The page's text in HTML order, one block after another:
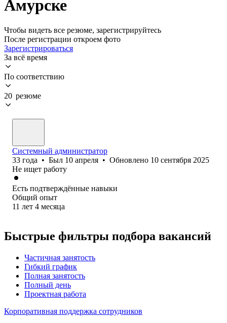
Амурске
Чтобы видеть все резюме, зарегистрируйтесь
После регистрации откроем фото
Зарегистрироваться
За всё время
По соответствию
20 резюме
Системный администратор
33 года • Был 10 апреля • Обновлено 10 сентября 2025
Не ищет работу
Есть подтверждённые навыки
Общий опыт
11 лет 4 месяца
Быстрые фильтры подбора вакансий
Частичная занятость
Гибкий график
Полная занятость
Полный день
Проектная работа
Корпоративная поддержка сотрудников